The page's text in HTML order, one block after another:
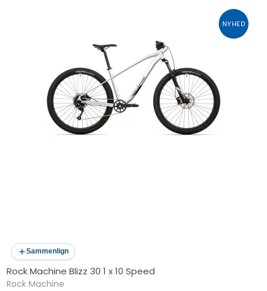
NYHED
Sammenlign
Rock Machine Blizz 30 1 x 10 Speed
Rock Machine